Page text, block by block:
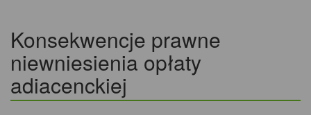
Konsekwencje prawne
niewniesienia opłaty
adiacenckiej